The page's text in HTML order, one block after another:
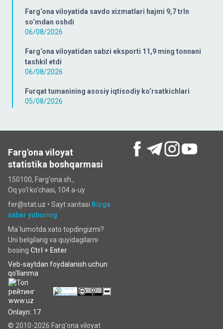
Farg‘ona viloyatida savdo xizmatlari hajmi 9,7 trln
so‘mdan oshdi
06/08/2026
Farg‘ona viloyatidan sabzi eksporti 11,9 ming tonnani
tashkil etdi
06/08/2026
Furqat tumanining asosiy iqtisodiy ko‘rsatkichlari
05/08/2026
Farg'ona viloyat
statistika boshqarmasi
150100, Farg'ona sh.,
Oq yo'l ko‘chаsi, 104 a-uy
fer@stat.uz • Sayt xaritasi Bizga
xabar yuboring
Ma`lumotda xato topdingizmi?
Uni belgilang va quyidagilarni
bosing Ctrl + Enter
Veb-saytdan foydalanish uchun
qo'llanma
Onlayn: 17
© 2010-2026 Farg‘ona viloyat